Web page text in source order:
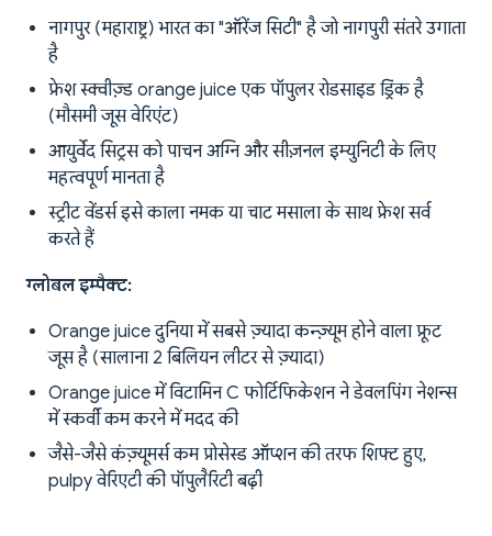
नागपुर (महाराष्ट्र) भारत का "ऑरेंज सिटी" है जो नागपुरी संतरे उगाता
है
फ्रेश स्क्वीज़्ड orange juice एक पॉपुलर रोडसाइड ड्रिंक है
(मौसमी जूस वेरिएंट)
आयुर्वेद सिट्रस को पाचन अग्नि और सीज़नल इम्युनिटी के लिए
महत्वपूर्ण मानता है
स्ट्रीट वेंडर्स इसे काला नमक या चाट मसाला के साथ फ्रेश सर्व
करते हैं
ग्लोबल इम्पैक्ट:
Orange juice दुनिया में सबसे ज़्यादा कन्ज़्यूम होने वाला फ्रूट
जूस है (सालाना 2 बिलियन लीटर से ज़्यादा)
Orange juice में विटामिन C फोर्टिफिकेशन ने डेवलपिंग नेशन्स
में स्कर्वी कम करने में मदद की
जैसे-जैसे कंज़्यूमर्स कम प्रोसेस्ड ऑप्शन की तरफ शिफ्ट हुए,
pulpy वेरिएटी की पॉपुलैरिटी बढ़ी